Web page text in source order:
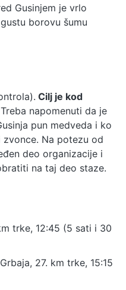
Gusinjem je vrlo
borovu šumu
Cilj je kod
Treba napomenuti da je
pun medveda i ko
Na potezu od
deo organizacije i
na taj deo staze.
trke, 12:45 (5 sati i 30
27. km trke, 15:15